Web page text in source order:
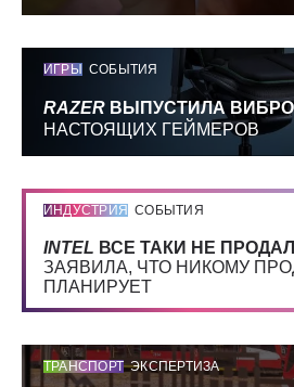
ИГРЫ СОБЫТИЯ
RAZER ВЫПУСТИЛА
НАСТОЯЩИХ ГЕЙМЕРОВ
ИНДУСТРИЯ СОБЫТИЯ
INTEL ВСЕ ТАКИ НЕ
ЗАЯВИЛА, ЧТО НИКОМУ
ПЛАНИРУЕТ
ТРАНСПОРТ ЭКСПЕРТИЗА